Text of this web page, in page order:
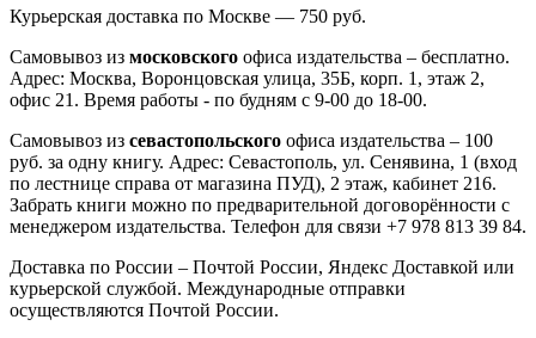
Курьерская доставка по Москве — 750 руб.
Самовывоз из московского офиса издательства – бесплатно.
Адрес: Москва, Воронцовская улица, 35Б, корп. 1, этаж 2,
офис 21. Время работы - по будням с 9-00 до 18-00.
Самовывоз из севастопольского офиса издательства – 100
руб. за одну книгу. Адрес: Севастополь, ул. Сенявина, 1 (вход
по лестнице справа от магазина ПУД), 2 этаж, кабинет 216.
Забрать книги можно по предварительной договорённости с
менеджером издательства. Телефон для связи +7 978 813 39 84.
Доставка по России – Почтой России, Яндекс Доставкой или
курьерской службой. Международные отправки
осуществляются Почтой России.